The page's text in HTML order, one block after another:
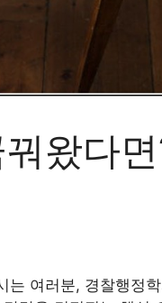
왔다
는 여러분, 경찰행정